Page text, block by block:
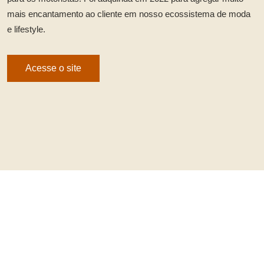
mais encantamento ao cliente em nosso ecossistema de moda
e lifestyle.
Acesse o site